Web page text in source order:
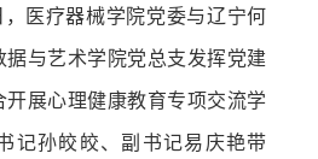
医疗器械学院党委与辽宁何
与艺术学院党总支发挥党建
展心理健康教育专项交流学
记孙皎皎、副书记易庆艳带